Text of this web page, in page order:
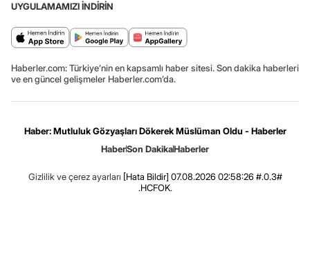
UYGULAMAMIZI İNDİRİN
Haberler.com: Türkiye’nin en kapsamlı haber sitesi. Son dakika haberleri
ve en güncel gelişmeler Haberler.com’da.
Haber: Mutluluk Gözyaşları Dökerek Müslüman Oldu - Haberler
HaberSon DakikaHaberler
Gizlilik ve çerez ayarları [Hata Bildir] 07.08.2026 02:58:26 #.0.3#
.HCFOK.